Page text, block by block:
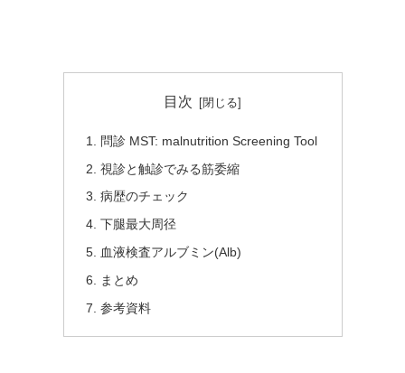
目次
問診 MST: malnutrition Screening Tool
視診と触診でみる筋委縮
病歴のチェック
下腿最大周径
血液検査アルブミン(Alb)
まとめ
参考資料